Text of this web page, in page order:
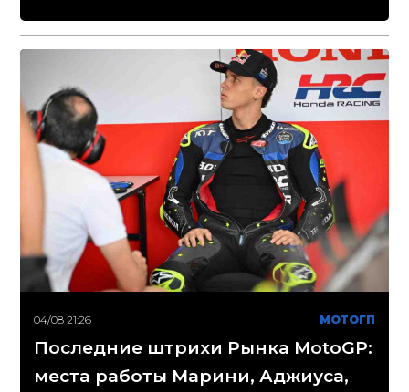
04/08 21:26 МОТОГП
Последние штрихи Рынка MotoGP:
места работы Марини, Аджиуса,